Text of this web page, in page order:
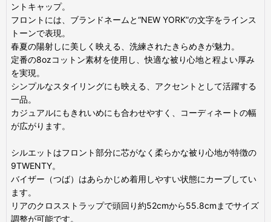
ントキャップ。
フロントには、ブランドネームと“NEW YORK”の文字をラインス
トーンで表現。
春夏の陽射しに美しく映える、洗練されたきらめきが魅力。
定番の8ozコットン素材を使用し、快適な被り心地と程よい厚み
を実現。
シンプルなスタイリングにも映える、アクセントとして活躍する
一品。
カジュアルにもきれいめにも合わせやすく、コーディネートの幅
が広がります。
シルエットはフロント部分に芯がなく柔らかな被り心地が特徴の
9TWENTY。
バイザー（つば）はあらかじめ着用しやすい状態にカーブしてい
ます。
リアのクロスストラップで頭回り約52cmから55.8cmまでサイズ
調整が可能です。